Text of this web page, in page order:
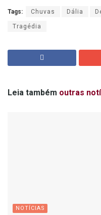
Tags: Chuvas Dália
Tragédia
Leia também outras
NOTÍCIAS